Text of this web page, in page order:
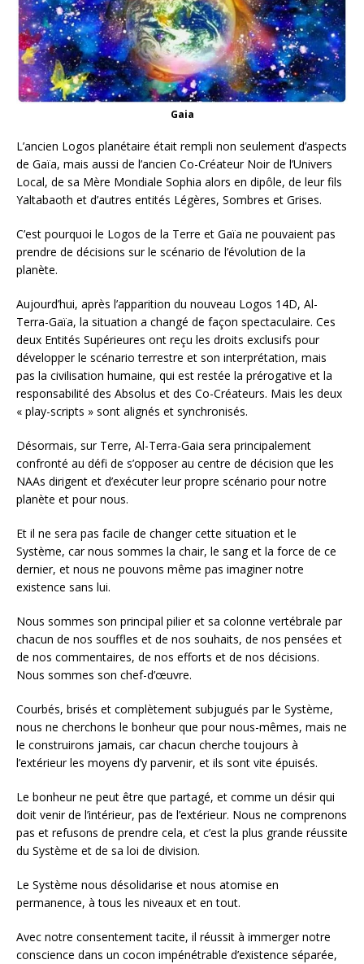
Gaia
L’ancien Logos planétaire était rempli non seulement d’aspects
de Gaïa, mais aussi de l’ancien Co-Créateur Noir de l’Univers
Local, de sa Mère Mondiale Sophia alors en dipôle, de leur fils
Yaltabaoth et d’autres entités Légères, Sombres et Grises.
C’est pourquoi le Logos de la Terre et Gaïa ne pouvaient pas
prendre de décisions sur le scénario de l’évolution de la
planète.
Aujourd’hui, après l’apparition du nouveau Logos 14D, Al-
Terra-Gaïa, la situation a changé de façon spectaculaire. Ces
deux Entités Supérieures ont reçu les droits exclusifs pour
développer le scénario terrestre et son interprétation, mais
pas la civilisation humaine, qui est restée la prérogative et la
responsabilité des Absolus et des Co-Créateurs. Mais les deux
« play-scripts » sont alignés et synchronisés.
Désormais, sur Terre, Al-Terra-Gaia sera principalement
confronté au défi de s’opposer au centre de décision que les
NAAs dirigent et d’exécuter leur propre scénario pour notre
planète et pour nous.
Et il ne sera pas facile de changer cette situation et le
Système, car nous sommes la chair, le sang et la force de ce
dernier, et nous ne pouvons même pas imaginer notre
existence sans lui.
Nous sommes son principal pilier et sa colonne vertébrale par
chacun de nos souffles et de nos souhaits, de nos pensées et
de nos commentaires, de nos efforts et de nos décisions.
Nous sommes son chef-d’œuvre.
Courbés, brisés et complètement subjugués par le Système,
nous ne cherchons le bonheur que pour nous-mêmes, mais ne
le construirons jamais, car chacun cherche toujours à
l’extérieur les moyens d’y parvenir, et ils sont vite épuisés.
Le bonheur ne peut être que partagé, et comme un désir qui
doit venir de l’intérieur, pas de l’extérieur. Nous ne comprenons
pas et refusons de prendre cela, et c’est la plus grande réussite
du Système et de sa loi de division.
Le Système nous désolidarise et nous atomise en
permanence, à tous les niveaux et en tout.
Avec notre consentement tacite, il réussit à immerger notre
conscience dans un cocon impénétrable d’existence séparée,